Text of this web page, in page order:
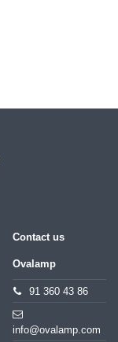
Contact us
Ovalamp
91 360 43 86
info@ovalamp.com